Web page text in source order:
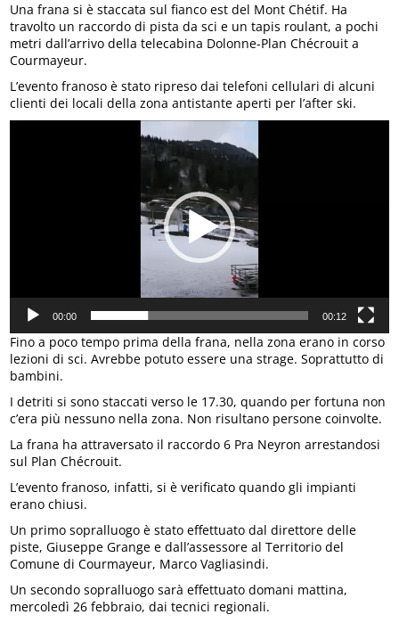
Una frana si è staccata sul fianco est del Mont Chétif. Ha
travolto un raccordo di pista da sci e un tapis roulant, a pochi
metri dall’arrivo della telecabina Dolonne-Plan Chécrouit a
Courmayeur.
L’evento franoso è stato ripreso dai telefoni cellulari di alcuni
clienti dei locali della zona antistante aperti per l’after ski.
00:00 00:12
Fino a poco tempo prima della frana, nella zona erano in corso
lezioni di sci. Avrebbe potuto essere una strage. Soprattutto di
bambini.
I detriti si sono staccati verso le 17.30, quando per fortuna non
c’era più nessuno nella zona. Non risultano persone coinvolte.
La frana ha attraversato il raccordo 6 Pra Neyron arrestandosi
sul Plan Chécrouit.
L’evento franoso, infatti, si è verificato quando gli impianti
erano chiusi.
Un primo sopralluogo è stato effettuato dal direttore delle
piste, Giuseppe Grange e dall’assessore al Territorio del
Comune di Courmayeur, Marco Vagliasindi.
Un secondo sopralluogo sarà effettuato domani mattina,
mercoledì 26 febbraio, dai tecnici regionali.